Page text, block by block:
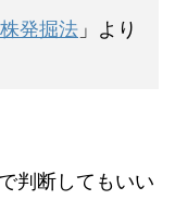
発掘法 」より
判断してもいい